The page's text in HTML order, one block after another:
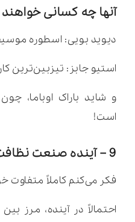
آنها چه کسانی خواهند
دیوید بویی: اسطوره
استیو جابز: تیزبین‌ترین
و شاید باراک اوباما،
است!
9 – آینده صنعت نظافت را چگونه می‌بینید؟
فکر می‌کنم کاملاً متفاوت
احتمالاً در آینده، مرز